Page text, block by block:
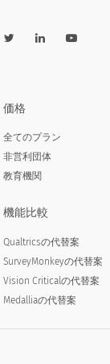
価格
全てのプラン
非営利団体
教育機関
機能比較
Qualtricsの代替案
SurveyMonkeyの代替案
Vision Criticalの代替案
Medalliaの代替案